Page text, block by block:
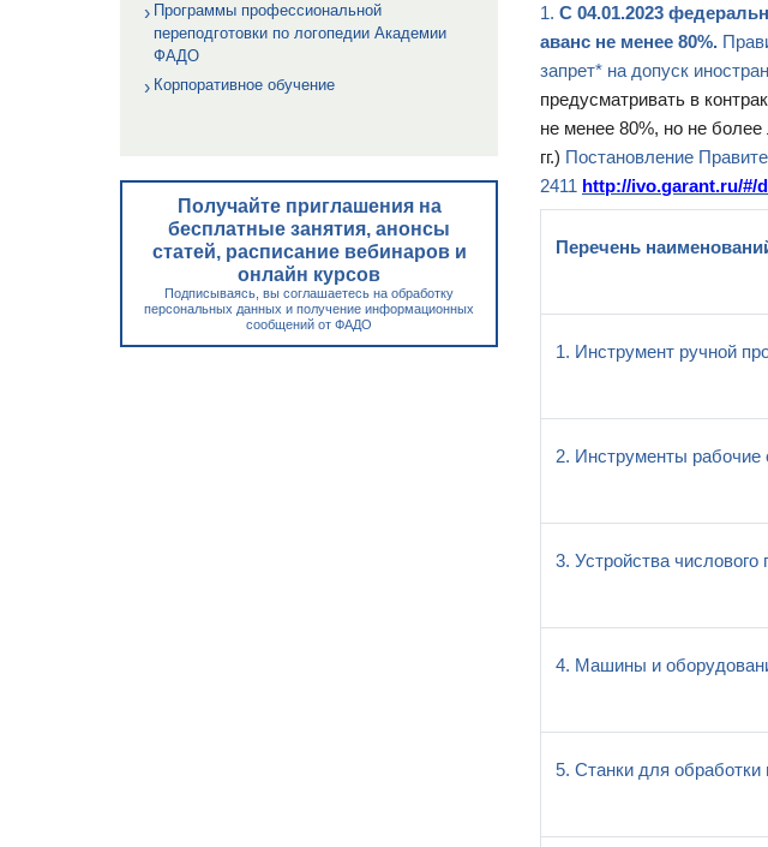
Программы профессиональной
переподготовки по логопедии Академии
ФАДО
Корпоративное обучение
Получайте приглашения на
бесплатные занятия, анонсы
статей, расписание вебинаров и
онлайн курсов
Подписываясь, вы соглашаетесь на обработку
персональных данных и получение информационных
сообщений от ФАДО
1. С 04.01.2023
аванс не менее 80%.
запрет* на допуск
предусматривать в
не менее 80%, но не
гг.) Постановление
2411 http://ivo.garant.ru/#/
Перечень
1. Инструмент ручной
2. Инструменты рабочие
3. Устройства числового
4. Машины и
5. Станки для обработки